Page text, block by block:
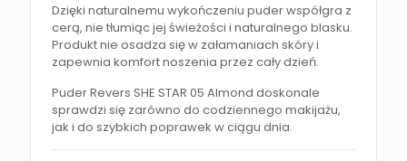
Dzięki naturalnemu wykończeniu puder współgra z
cerą, nie tłumiąc jej świeżości i naturalnego blasku.
Produkt nie osadza się w załamaniach skóry i
zapewnia komfort noszenia przez cały dzień.
Puder Revers SHE STAR 05 Almond doskonale
sprawdzi się zarówno do codziennego makijażu,
jak i do szybkich poprawek w ciągu dnia.